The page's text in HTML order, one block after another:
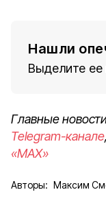
Нашли
Выделите
Главные
Telegram-канале,
«MAX»
Авторы: Максим